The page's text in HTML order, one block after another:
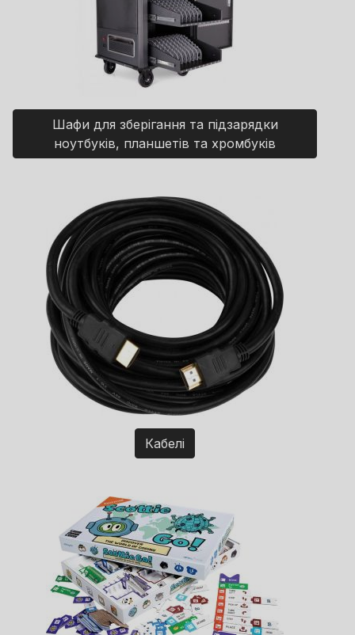
Шафи для зберігання та підзарядки
ноутбуків, планшетів та хромбуків
Кабелі